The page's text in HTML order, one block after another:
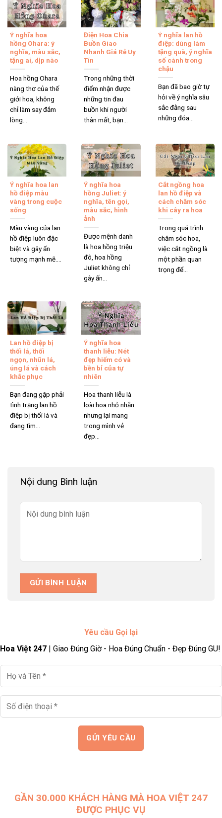
Ý nghĩa hoa
hồng Ohara: ý
nghĩa, màu sắc,
tặng ai, dịp nào
Hoa hồng Ohara
nàng thơ của thế
giới hoa, không
chỉ làm say đắm
lòng...
Điện Hoa Chia
Buồn Giao
Nhanh Giá Rẻ Uy
Tín
Trong những thời
điểm nhận được
những tin đau
buồn khi người
thân mất, bạn...
Ý nghĩa lan hồ
điệp: dùng làm
tặng quà, ý nghĩa
số cành trong
chậu
Bạn đã bao giờ tự
hỏi về ý nghĩa sâu
sắc đằng sau
những đóa...
Ý nghĩa hoa lan
hồ điệp màu
vàng trong cuộc
sống
Màu vàng của lan
hồ điệp luôn đặc
biệt và gây ấn
tượng mạnh mẽ....
Ý nghĩa hoa
hồng Juliet: ý
nghĩa, tên gọi,
màu sắc, hình
ảnh
Được mệnh danh
là hoa hồng triệu
đô, hoa hồng
Juliet không chỉ
gây ấn...
Cắt ngồng hoa
lan hồ điệp và
cách chăm sóc
khi cây ra hoa
Trong quá trình
chăm sóc hoa,
việc cắt ngồng là
một phần quan
trọng để...
Lan hồ điệp bị
thối lá, thối
ngọn, nhũn lá,
úng lá và cách
khắc phục
Bạn đang gặp phải
tình trạng lan hồ
điệp bị thối lá và
đang tìm...
Ý nghĩa hoa
thanh liễu: Nét
đẹp hiếm có và
bền bỉ của tự
nhiên
Hoa thanh liễu là
loài hoa nhỏ nhắn
nhưng lại mang
trong mình vẻ
đẹp...
Nội dung Bình luận
Yêu cầu Gọi lại
Hoa Việt 247 | Giao Đúng Giờ - Hoa Đúng Chuẩn - Đẹp Đúng GU!
GẦN 30.000 KHÁCH HÀNG MÀ HOA VIỆT 247
ĐƯỢC PHỤC VỤ